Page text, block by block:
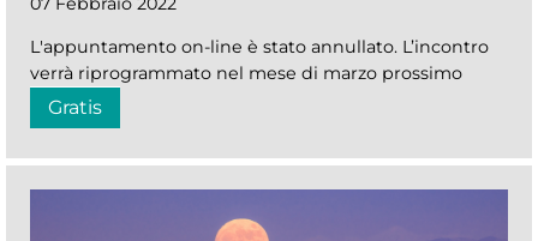
L'appuntamento on-line è stato annullato. L’incontro
verrà riprogrammato nel mese di marzo prossimo
Gratis